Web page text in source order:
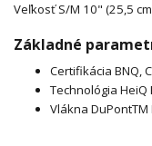
Veľkosť S/M 10" (25,5
Základné
Certifikácia BNQ,
Technológia HeiQ
Vlákna